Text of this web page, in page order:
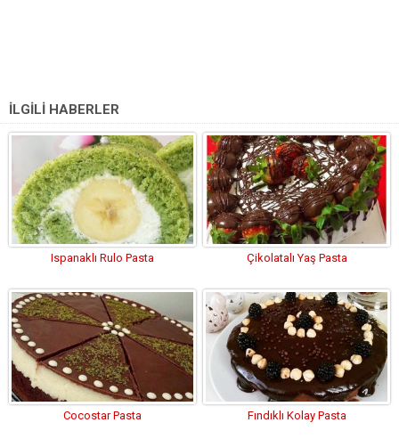
İLGİLİ HABERLER
Ispanaklı Rulo Pasta Çikolatalı Yaş Pasta
Cocostar Pasta Fındıklı Kolay Pasta